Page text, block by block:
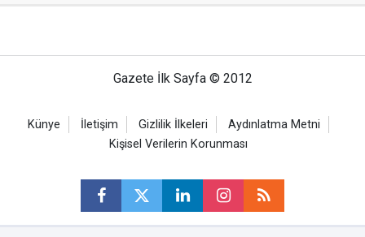
Gazete İlk Sayfa © 2012
Künye İletişim Gizlilik İlkeleri
Aydınlatma Metni
Kişisel Verilerin Korunması